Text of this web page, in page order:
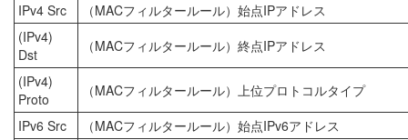
IPv4 Src
（MACフィルタールール）始点IPアドレス
(IPv4)
Dst
（MACフィルタールール）終点IPアドレス
(IPv4)
Proto
（MACフィルタールール）上位プロトコルタイプ
IPv6 Src
（MACフィルタールール）始点IPv6アドレス